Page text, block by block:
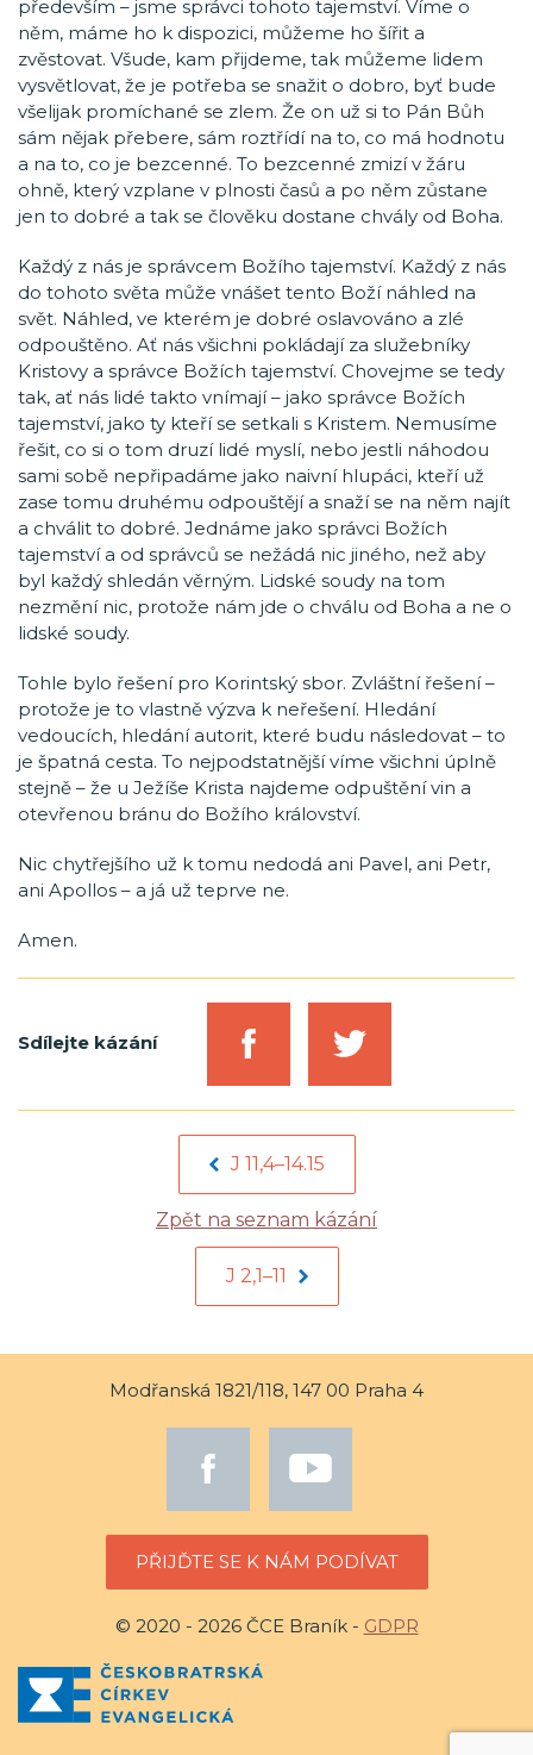
především – jsme správci tohoto tajemství. Víme o
něm, máme ho k dispozici, můžeme ho šířit a
zvěstovat. Všude, kam přijdeme, tak můžeme lidem
vysvětlovat, že je potřeba se snažit o dobro, byť bude
všelijak promíchané se zlem. Že on už si to Pán Bůh
sám nějak přebere, sám roztřídí na to, co má hodnotu
a na to, co je bezcenné. To bezcenné zmizí v žáru
ohně, který vzplane v plnosti časů a po něm zůstane
jen to dobré a tak se člověku dostane chvály od Boha.
Každý z nás je správcem Božího tajemství. Každý z nás
do tohoto světa může vnášet tento Boží náhled na
svět. Náhled, ve kterém je dobré oslavováno a zlé
odpouštěno. Ať nás všichni pokládají za služebníky
Kristovy a správce Božích tajemství. Chovejme se tedy
tak, ať nás lidé takto vnímají – jako správce Božích
tajemství, jako ty kteří se setkali s Kristem. Nemusíme
řešit, co si o tom druzí lidé myslí, nebo jestli náhodou
sami sobě nepřipadáme jako naivní hlupáci, kteří už
zase tomu druhému odpouštějí a snaží se na něm najít
a chválit to dobré. Jednáme jako správci Božích
tajemství a od správců se nežádá nic jiného, než aby
byl každý shledán věrným. Lidské soudy na tom
nezmění nic, protože nám jde o chválu od Boha a ne o
lidské soudy.
Tohle bylo řešení pro Korintský sbor. Zvláštní řešení –
protože je to vlastně výzva k neřešení. Hledání
vedoucích, hledání autorit, které budu následovat – to
je špatná cesta. To nejpodstatnější víme všichni úplně
stejně – že u Ježíše Krista najdeme odpuštění vin a
otevřenou bránu do Božího království.
Nic chytřejšího už k tomu nedodá ani Pavel, ani Petr,
ani Apollos – a já už teprve ne.
Amen.
Sdílejte kázání
J 11,4–14.15
Zpět na seznam kázání
J 2,1–11
Modřanská 1821/118, 147 00 Praha 4
PŘIJĎTE SE K NÁM PODÍVAT
© 2020 - 2026 ČCE Braník - GDPR